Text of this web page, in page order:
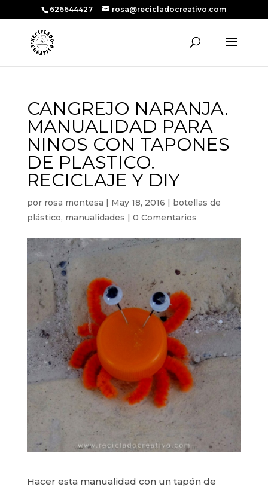
626644427 rosa@recicladocreativo.com
CANGREJO NARANJA.
MANUALIDAD PARA
NINOS CON TAPONES
DE PLASTICO.
RECICLAJE Y DIY
por rosa montesa | May 18, 2016 | botellas de
plástico, manualidades | 0 Comentarios
Hacer esta manualidad con un tapón de